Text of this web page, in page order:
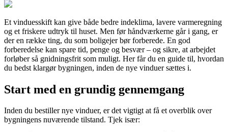
Et vinduesskift kan give både bedre indeklima, lavere varmeregning
og et friskere udtryk til huset. Men før håndværkerne går i gang, er
der en række ting, du som boligejer bør forberede. En god
forberedelse kan spare tid, penge og besvær – og sikre, at arbejdet
forløber så gnidningsfrit som muligt. Her får du en guide til, hvordan
du bedst klargør bygningen, inden de nye vinduer sættes i.
Start med en grundig gennemgang
Inden du bestiller nye vinduer, er det vigtigt at få et overblik over
bygningens nuværende tilstand. Tjek især: